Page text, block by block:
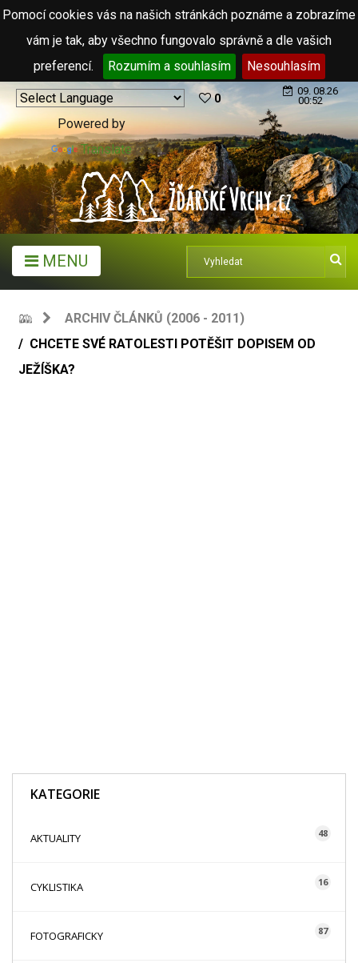
Pomocí cookies vás na našich stránkách poznáme a zobrazíme
vám je tak, aby všechno fungovalo správně a dle vašich
preferencí.
Rozumím a souhlasím Nesouhlasím
Powered by
Translate
0
09. 08.26
00:52
MENU
ARCHIV ČLÁNKŮ (2006 - 2011)
CHCETE SVÉ RATOLESTI POTĚŠIT DOPISEM OD
JEŽÍŠKA?
KATEGORIE
AKTUALITY 48
CYKLISTIKA 16
FOTOGRAFICKY 87